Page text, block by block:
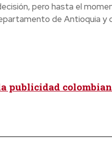
pero hasta el
de Antioquia y
publicidad